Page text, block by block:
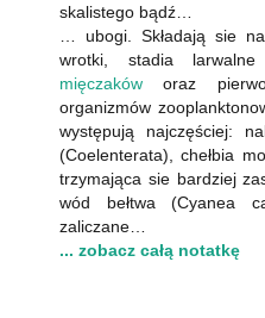
skalistego bądź…
… ubogi. Składają sie
wrotki, stadia
mięczaków oraz
organizmów
występują najczęściej:
(Coelenterata), chełbia
trzymająca sie bardziej
wód bełtwa (Cyanea
zaliczane…
... zobacz całą notatkę